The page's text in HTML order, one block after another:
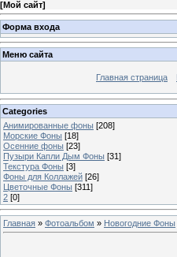
[Мой сайт]
Форма входа
Меню сайта
Главная страница
Categories
Анимированные фоны [208]
Морские Фоны [18]
Осенние фоны [23]
Пузыри Капли Дым Фоны [31]
Текстура Фоны [3]
Фоны для Коллажей [26]
Цветочные Фоны [311]
2 [0]
Главная » Фотоальбом » Новогодние Фоны